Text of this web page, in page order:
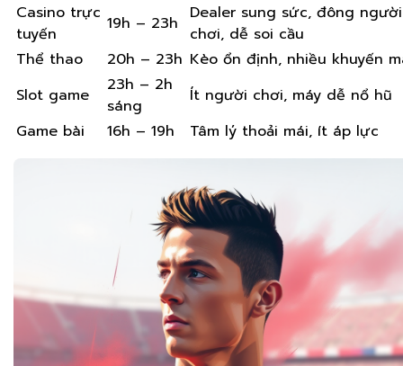
Casino trực
tuyến
19h – 23h
Dealer sung sức, đông người
chơi, dễ soi cầu
Thể thao
20h – 23h Kèo ổn định, nhiều khuyến
Slot game
23h – 2h
sáng
Ít người chơi, máy dễ nổ hũ
Game bài
16h – 19h Tâm lý thoải mái, ít áp lực